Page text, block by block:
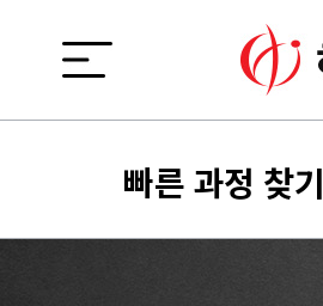
빠른 과정 찾기